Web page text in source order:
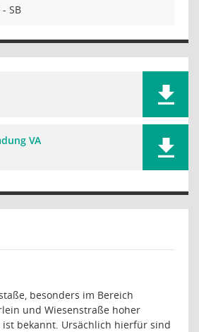
SB
VA
besonders im Bereich
und Wiesenstraße hoher
ist bekannt. Ursächlich hierfür sind